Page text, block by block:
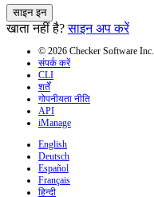
साइन इन
खाता नहीं है? साइन अप करें
© 2026 Checker Software Inc.
संपर्क करें
CLI
शर्तें
गोपनीयता नीति
API
iManage
English
Deutsch
Español
Français
हिन्दी